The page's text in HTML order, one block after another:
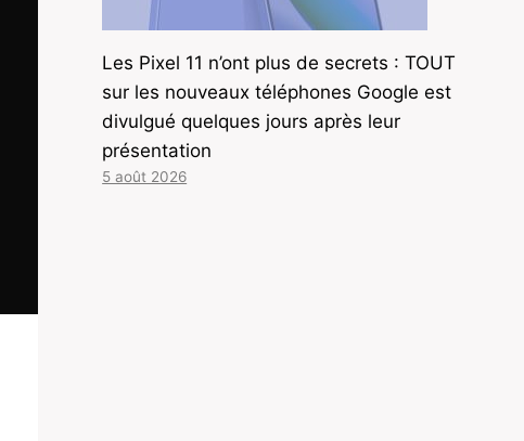
Les Pixel 11 n’ont plus de secrets : TOUT
sur les nouveaux téléphones Google est
divulgué quelques jours après leur
présentation
5 août 2026